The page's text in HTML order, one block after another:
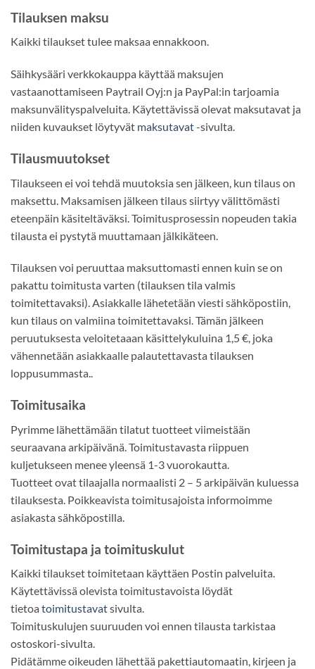
Tilauksen maksu
Kaikki tilaukset tulee maksaa ennakkoon.
Säihkysääri verkkokauppa käyttää maksujen
vastaanottamiseen Paytrail Oyj:n ja PayPal:in tarjoamia
maksunvälityspalveluita. Käytettävissä olevat maksutavat ja
niiden kuvaukset löytyvät maksutavat-sivulta.
Tilausmuutokset
Tilaukseen ei voi tehdä muutoksia sen jälkeen, kun tilaus on
maksettu. Maksamisen jälkeen tilaus siirtyy välittömästi
eteenpäin käsiteltäväksi. Toimitusprosessin nopeuden takia
tilausta ei pystytä muuttamaan jälkikäteen.
Tilauksen voi peruuttaa maksuttomasti ennen kuin se on
pakattu toimitusta varten (tilauksen tila valmis
toimitettavaksi). Asiakkalle lähetetään viesti sähköpostiin,
kun tilaus on valmiina toimitettavaksi. Tämän jälkeen
peruutuksesta veloitetaaan käsittelykuluina 1,5 €, joka
vähennetään asiakkaalle palautettavasta tilauksen
loppusummasta..
Toimitusaika
Pyrimme lähettämään tilatut tuotteet viimeistään
seuraavana arkipäivänä. Toimitustavasta riippuen
kuljetukseen menee yleensä 1-3 vuorokautta.
Tuotteet ovat tilaajalla normaalisti 2 – 5 arkipäivän kuluessa
tilauksesta. Poikkeavista toimitusajoista informoimme
asiakasta sähköpostilla.
Toimitustapa ja toimituskulut
Kaikki tilaukset toimitetaan käyttäen Postin palveluita.
Käytettävissä olevista toimitustavoista löydät
tietoa toimitustavatsivulta.
Toimituskulujen suuruuden voi ennen tilausta tarkistaa
ostoskori-sivulta.
Pidätämme oikeuden lähettää pakettiautomaatin, kirjeen ja